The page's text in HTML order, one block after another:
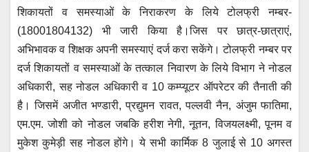
शिकायतों व समस्याओं के निराकरण के लिये टोलफ्री नम्बर-
(18001804132) भी जारी किया है।जिस पर छात्र-छात्राएं,
अभिभावक व शिक्षक अपनी समस्याएं दर्ज करा सकेंगे। टोलफ्री नम्बर पर
दर्ज शिकायतों व समस्याओं के तत्काल निवारण के लिये विभाग ने नोडल
अधिकारी, सह नोडल अधिकारी व 10 कम्प्यूटर ऑपरेटर की तैनाती की
है। जिसमें अजीत भण्डारी, प्रद्युमन रावत, पल्लवी नैन, अंजुम फातिमा,
एम.एम. जोशी को नोडल जबकि हरीश नेगी, नूतन, विजयलक्ष्मी, पूनम व
मुकेश कुमेड़ी सह नोडल होंगे। ये सभी कार्मिक 8 जुलाई से 10 अगस्त